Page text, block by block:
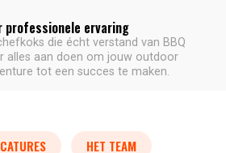
professionele ervaring
die écht verstand van BBQ
alles aan doen om jouw outdoor
tot een succes te maken.
HET TEAM